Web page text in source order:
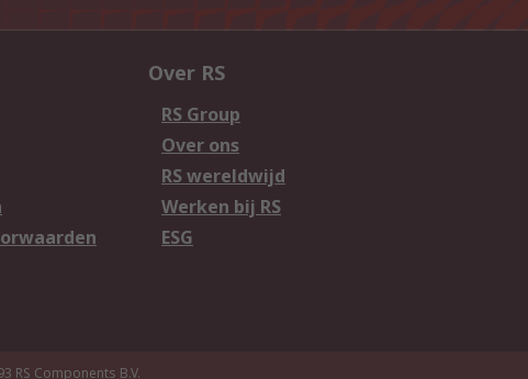
Over RS
RS Group
Over ons
RS wereldwijd
Werken bij RS
ESG
RS Components B.V.